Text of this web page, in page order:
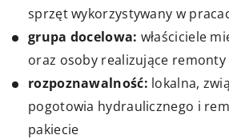
sprzęt wykorzystywany w
grupa docelowa: właściciele
oraz osoby realizujące remonty
rozpoznawalność: lokalna,
pogotowia hydraulicznego i
pakiecie